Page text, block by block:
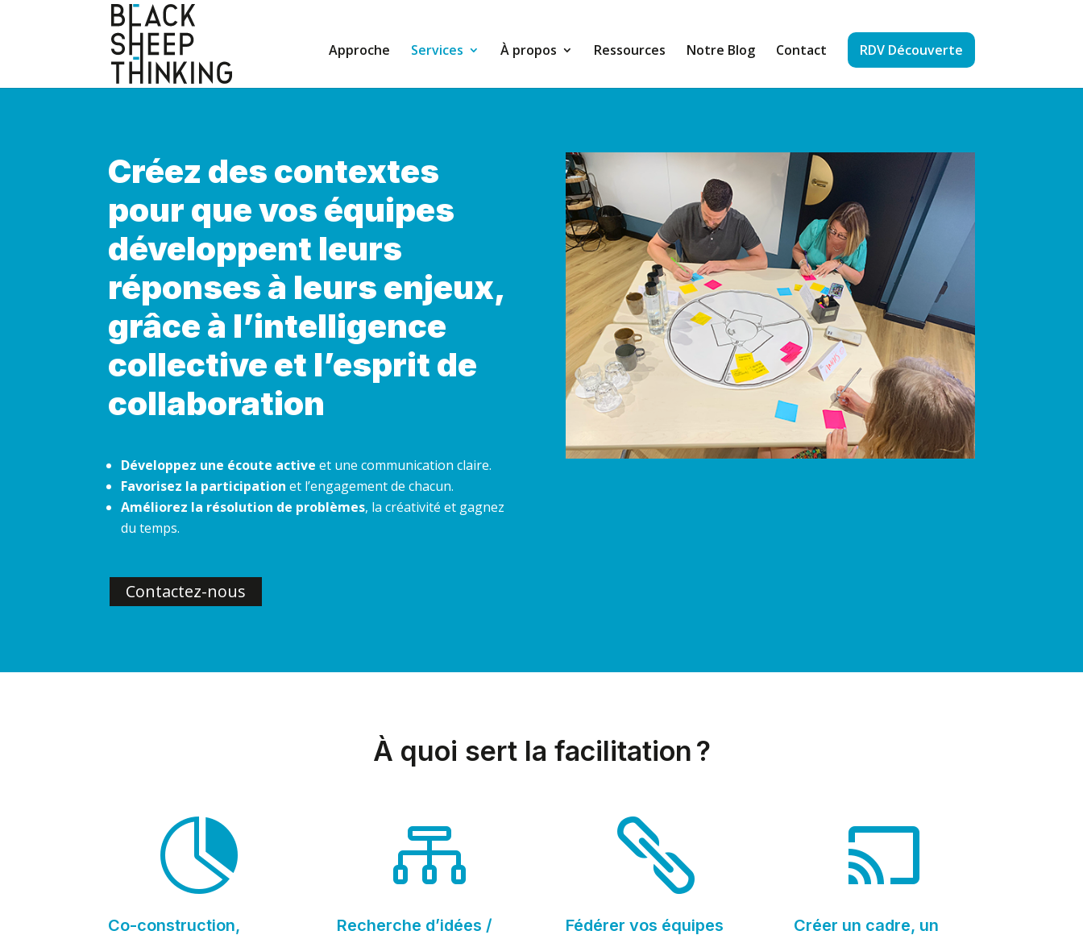
Approche Services À propos Ressources Notre Blog Contact RDV Découverte
Créez des contextes
pour que vos équipes
développent leurs
réponses à leurs enjeux,
grâce à l’intelligence
collective et l’esprit de
collaboration
Développez une écoute active et une communication claire.
Favorisez la participation et l’engagement de chacun.
Améliorez la résolution de problèmes, la créativité et gagnez
du temps.
Contactez-nous
À quoi sert la facilitation ?

Co-construction,

Recherche d’idées /

Fédérer vos équipes

Créer un cadre, un